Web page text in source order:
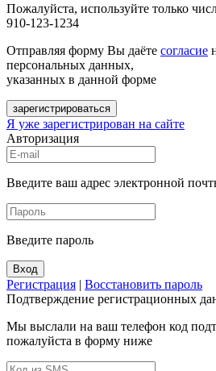
Пожалуйста, используйте только
910-123-1234
Отправляя форму Вы даёте согласие
персональных данных,
указанных в данной форме
зарегистрироваться
Я уже зарегистрирован на сайте
Авторизация
Введите ваш адрес электронной
Введите пароль
Вход
Регистрация | Восстановить пароль
Подтверждение регистрационных
Мы выслали на ваш телефон код
пожалуйста в форму ниже